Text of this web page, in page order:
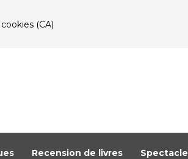
(CA)
Recension de livres Spectacle